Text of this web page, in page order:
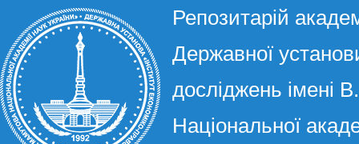
Репозитарій
Державної
досліджень імені
Національної